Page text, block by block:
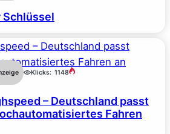
Klicks: 1148
– Deutschland passt
Fahren